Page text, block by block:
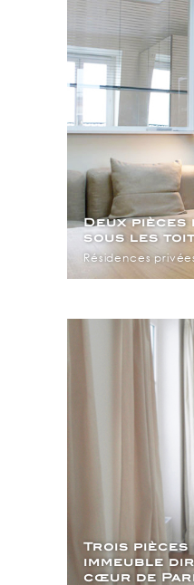
Deux pièces
sous les
Résidences
Trois pièces
immeuble
cœur de